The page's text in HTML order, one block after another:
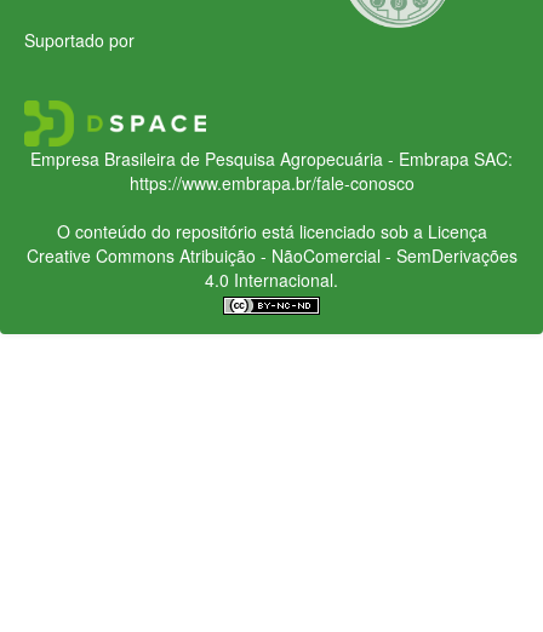
Suportado por
Empresa Brasileira de Pesquisa Agropecuária - Embrapa SAC:
https://www.embrapa.br/fale-conosco
O conteúdo do repositório está licenciado sob a Licença
Creative CommonsAtribuição - NãoComercial - SemDerivações
4.0 Internacional.